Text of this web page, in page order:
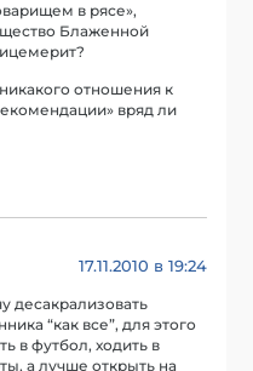
в рясе»,
Блаженной
отношения к
вряд ли
17.11.2010 в 19:24
десакрализовать
“как все”, для этого
в футбол, ходить в
а лучше открыть на